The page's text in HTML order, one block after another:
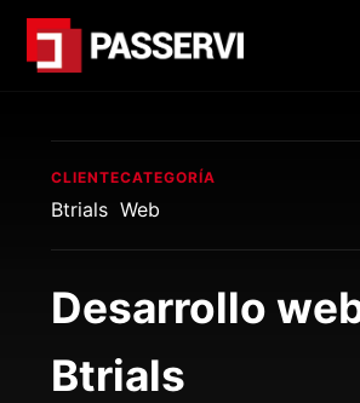
CLIENTE
Btrials
CATEGORÍA
Web
Desarrollo
Btrials